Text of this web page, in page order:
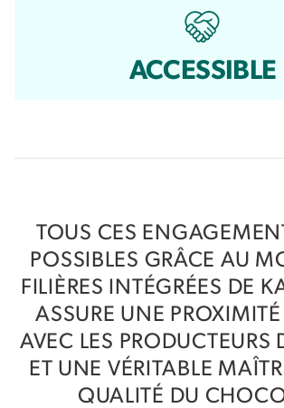
ACCESSIBLE
TOUS CES
POSSIBLES GRÂCE AU
FILIÈRES INTÉGRÉES DE
ASSURE UNE
AVEC LES PRODUCTEURS
ET UNE VÉRITABLE
QUALITÉ DU